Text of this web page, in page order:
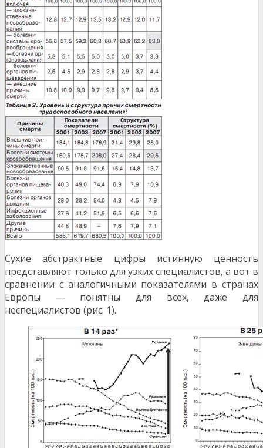
Сухие абстрактные цифры истинную цен­ность
представляют только для узких специали­стов, а вот в
сравнении с аналогичными показате­лями в странах
Европы — понятны для всех, даже для
неспециалистов (рис. 1).